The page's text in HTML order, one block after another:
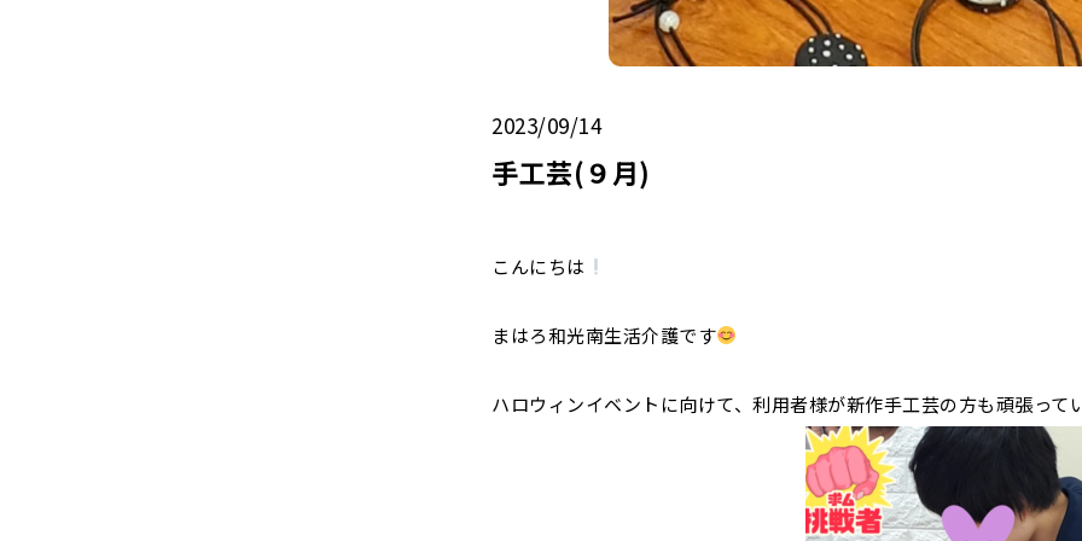
2023/09/14
手工芸(９月)
こんにちは
まはろ和光南生活介護です
ハロウィンイベントに向けて、利用者様が新作手工芸の方も頑張って